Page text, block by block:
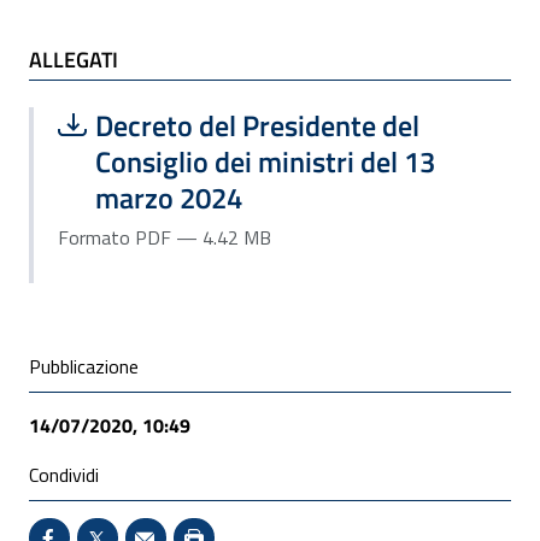
ALLEGATI
ALLEGATI
Scarica file:
Decreto del Presidente del
Consiglio dei ministri del 13
marzo 2024
Formato PDF — Dimensione 4.42 MB
Formato PDF — 4.42 MB
Condivisione social
Pubblicazione
14/07/2020, 10:49
Condividi